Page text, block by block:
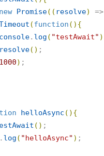
new Promise( ( resolve) =>
(function ( ) {
console. log ( "testAwait" )
resolve( ) ;
1000) ;
helloAsync ( ) {
( ) ;
. log ( "helloAsync" ) ;